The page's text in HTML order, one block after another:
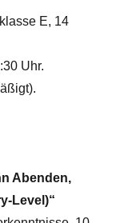
E, 14
Uhr.
Abenden,
Level)“